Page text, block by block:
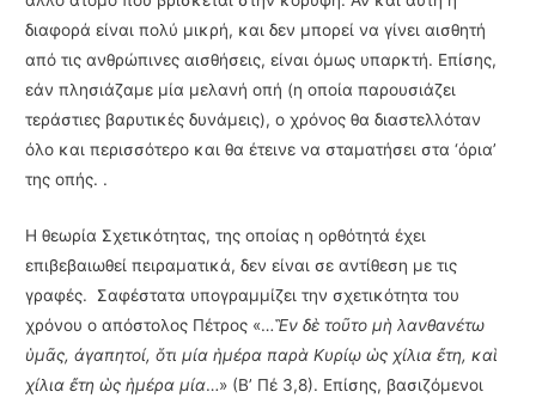
διαφορά είναι πολύ μικρή, και δεν μπορεί να γίνει αισθητή
από τις ανθρώπινες αισθήσεις, είναι όμως υπαρκτή. Επίσης,
εάν πλησιάζαμε μία μελανή οπή (η οποία παρουσιάζει
τεράστιες βαρυτικές δυνά­μεις), ο χρόνος θα διαστελλόταν
όλο και περισσότερο και θα έτεινε να σταματήσει στα ‘όρια’
της οπής. .
Η θεωρία Σχετικότητας, της οποίας η ορθότητά έχει
επιβεβαιωθεί πειραματικά, δεν είναι σε αντίθεση με τις
γραφές. Σαφέστατα υπογραμμίζει την σχετικότητα του
χρόνου ο απόστολος Πέτρος «…Ἓν δὲ τοῦτο μὴ λανθανέτω
ὑμᾶς, ἀγαπητοί, ὅτι μία ἡμέρα παρὰ Κυρίῳ ὡς χίλια ἔτη, καὶ
χίλια ἔτη ὡς ἡμέρα μία…» (Β’ Πέ 3,8). Επίσης, βασιζόμενοι